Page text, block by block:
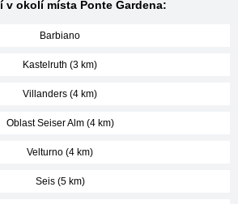
v okolí místa Ponte Gardena:
Barbiano
Kastelruth (3 km)
Villanders (4 km)
Oblast Seiser Alm (4 km)
Velturno (4 km)
Seis (5 km)